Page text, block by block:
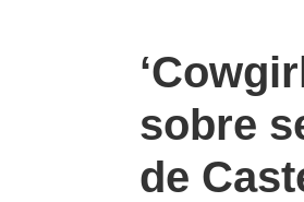
sobre
de